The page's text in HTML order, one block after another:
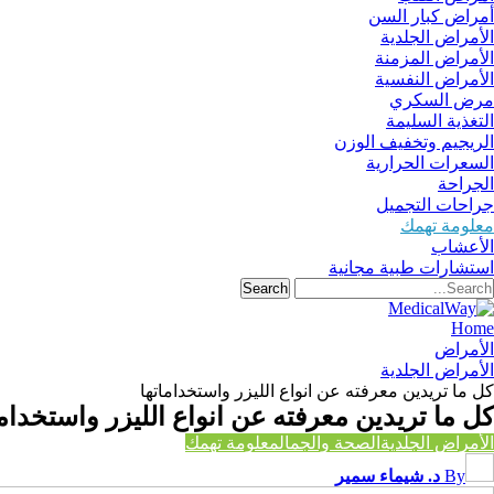
أمراض كبار السن
الأمراض الجلدية
الأمراض المزمنة
الأمراض النفسية
مرض السكري
التغذية السليمة
الريجيم وتخفيف الوزن
السعرات الحرارية
الجراحة
جراحات التجميل
معلومة تهمك
الأعشاب
استشارات طبية مجانية
Home
الأمراض
الأمراض الجلدية
كل ما تريدين معرفته عن انواع الليزر واستخداماتها
كل ما تريدين معرفته عن انواع الليزر
الأمراض الجلدية الصحة والجمالمعلومة تهمك
By د. شيماء سمير